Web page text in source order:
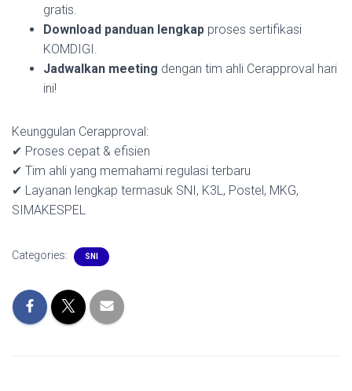
gratis.
Download panduan lengkap proses sertifikasi
KOMDIGI.
Jadwalkan meeting dengan tim ahli Cerapproval hari
ini!
Keunggulan Cerapproval:
✔ Proses cepat & efisien
✔ Tim ahli yang memahami regulasi terbaru
✔ Layanan lengkap termasuk SNI, K3L, Postel, MKG,
SIMAKESPEL
Categories: SNI